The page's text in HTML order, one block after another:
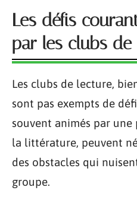
Les défis
par les clubs
Les clubs de lecture,
sont pas exempts de
souvent animés par
la littérature, peuvent
des obstacles qui
groupe.